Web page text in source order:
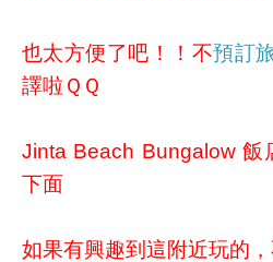
也太方便了吧！！不預訂
譯啦ＱＱ
Jinta Beach Bungalow
下面
如果有興趣到這附近玩的